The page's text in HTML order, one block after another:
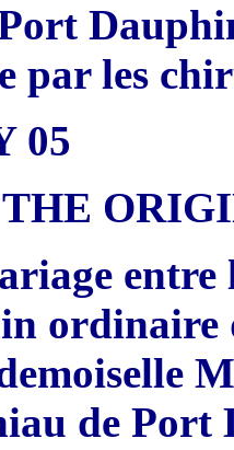
par les
05
de Port